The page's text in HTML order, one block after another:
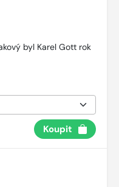
byl Karel Gott rok
Koupit